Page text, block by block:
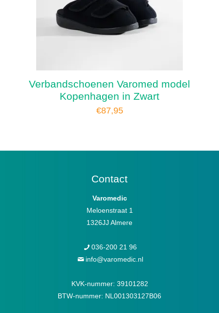
Verbandschoenen Varomed model
Kopenhagen in Zwart
€87,95
Contact
Varomedic
Meloenstraat 1
1326JJ Almere
036-200 21 96
info@varomedic.nl
KVK-nummer: 39101282
BTW-nummer: NL001303127B06